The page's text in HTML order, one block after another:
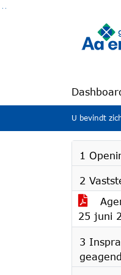
U bevindt
1
2
25 juni
3